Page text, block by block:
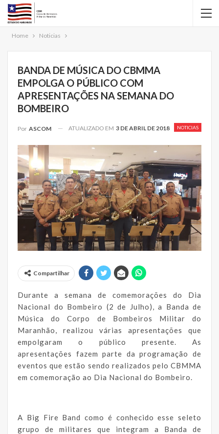
Home Noticias
BANDA DE MÚSICA DO CBMMA
EMPOLGA O PÚBLICO COM
APRESENTAÇÕES NA SEMANA DO
BOMBEIRO
NOTICIAS
Por ASCOM ATUALIZADO EM 3 DE ABRIL DE 2018
Compartilhar
Durante a semana de comemorações do Dia
Nacional do Bombeiro (2 de Julho), a Banda de
Música do Corpo de Bombeiros Militar do
Maranhão, realizou várias apresentações que
empolgaram o público presente. As
apresentações fazem parte da programação de
eventos que estão sendo realizados pelo CBMMA
em comemoração ao Dia Nacional do Bombeiro.
A Big Fire Band como é conhecido esse seleto
grupo de militares que integram a Banda de